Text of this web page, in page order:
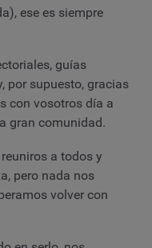
ese es siempre
guías
por supuesto, gracias
con vosotros día a
gran comunidad.
a todos y
pero nada nos
volver con